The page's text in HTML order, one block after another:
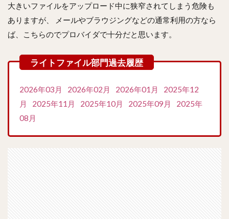
大きいファイルをアップロード中に狭窄されてしまう危険も
ありますが、 メールやブラウジングなどの通常利用の方なら
ば、こちらのでプロバイダで十分だと思います。
2026年03月 2026年02月 2026年01月
2025年12
月
2025年11月 2025年10月 2025年09月
2025年
08月